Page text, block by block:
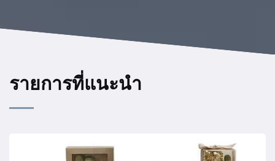
รายการที่แนะนำ